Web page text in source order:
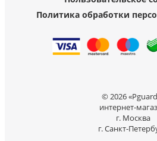
Политика обработки
© 2026
интернет-
г. Москва
г. Санкт-